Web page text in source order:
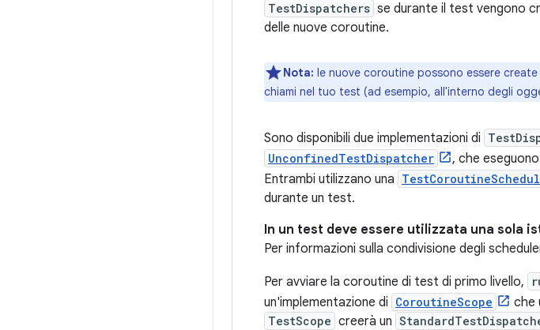
TestDispatchers se durante il test vengono
delle nuove coroutine.
Nota: le nuove coroutine possono essere
chiami nel tuo test (ad esempio, all'interno degli
Sono disponibili due implementazioni di
UnconfinedTestDispatcher
, che
Entrambi utilizzano una
durante un test.
In un test deve essere utilizzata una sola
Per informazioni sulla condivisione degli
Per avviare la coroutine di test di primo livello,
un'implementazione di CoroutineScope che
TestScope creerà un